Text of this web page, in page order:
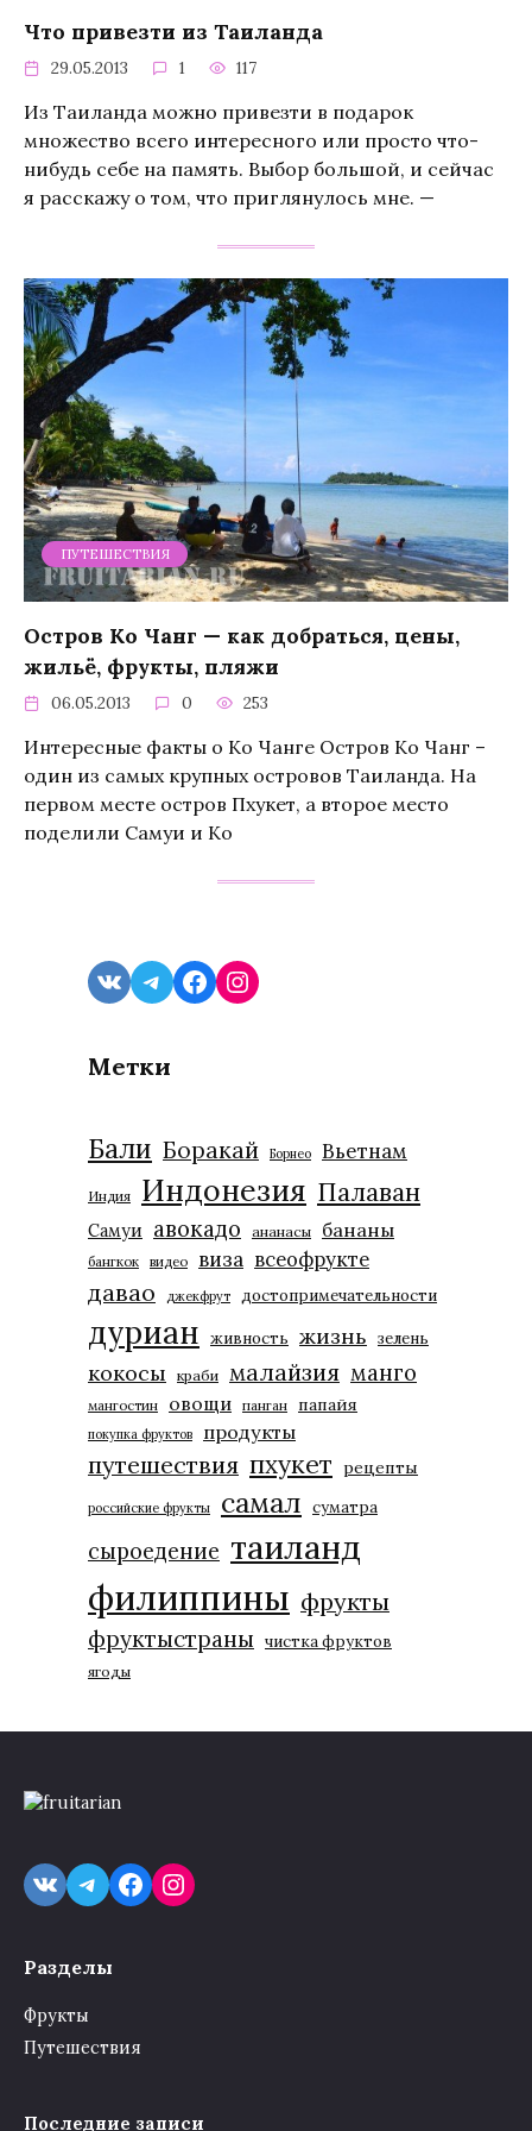
Что привезти из Таиланда
29.05.2013 1 117
Из Таиланда можно привезти в подарок
множество всего интересного или просто что-
нибудь себе на память. Выбор большой, и сейчас
я расскажу о том, что приглянулось мне. —
ПУТЕШЕСТВИЯ
Остров Ко Чанг — как добраться, цены,
жильё, фрукты, пляжи
06.05.2013 0 253
Интересные факты о Ко Чанге Остров Ко Чанг –
один из самых крупных островов Таиланда. На
первом месте остров Пхукет, а второе место
поделили Самуи и Ко
VKTelegram
Facebook
Instagram
Метки
Бали Боракай Борнео Вьетнам
Индия Индонезия Палаван
Самуи авокадо ананасы бананы
бангкок видео виза всеофрукте
давао джекфрут достопримечательности
дуриан живность жизнь зелень
кокосы краби малайзия манго
мангостин овощи панган папайя
покупка фруктов продукты
путешествия пхукет рецепты
российские фрукты самал суматра
сыроедение таиланд
филиппины фрукты
фруктыстраны чистка фруктов
ягоды
VKTelegram
Facebook
Instagram
Разделы
Фрукты
Путешествия
Последние записи